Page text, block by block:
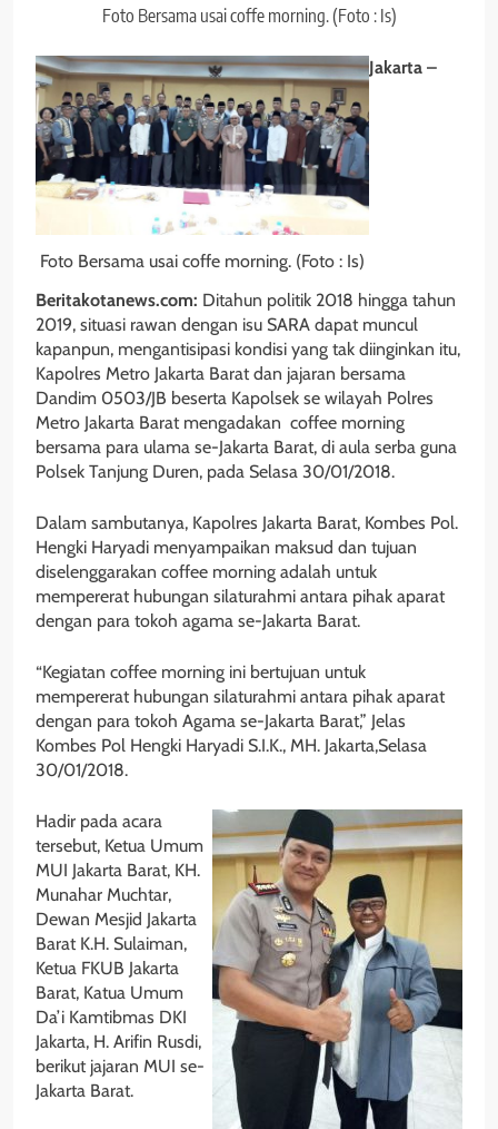
Foto Bersama usai coffe morning. (Foto : Is)
Foto Bersama usai coffe morning. (Foto : Is)
Jakarta –
Beritakotanews.com: Ditahun politik 2018 hingga tahun
2019, situasi rawan dengan isu SARA dapat muncul
kapanpun, mengantisipasi kondisi yang tak diinginkan itu,
Kapolres Metro Jakarta Barat dan jajaran bersama
Dandim 0503/JB beserta Kapolsek se wilayah Polres
Metro Jakarta Barat mengadakan coffee morning
bersama para ulama se-Jakarta Barat, di aula serba guna
Polsek Tanjung Duren, pada Selasa 30/01/2018.
Dalam sambutanya, Kapolres Jakarta Barat, Kombes Pol.
Hengki Haryadi menyampaikan maksud dan tujuan
diselenggarakan coffee morning adalah untuk
mempererat hubungan silaturahmi antara pihak aparat
dengan para tokoh agama se-Jakarta Barat.
“Kegiatan coffee morning ini bertujuan untuk
mempererat hubungan silaturahmi antara pihak aparat
dengan para tokoh Agama se-Jakarta Barat,” Jelas
Kombes Pol Hengki Haryadi S.I.K., MH. Jakarta,Selasa
30/01/2018.
Hadir pada acara
tersebut, Ketua Umum
MUI Jakarta Barat, KH.
Munahar Muchtar,
Dewan Mesjid Jakarta
Barat K.H. Sulaiman,
Ketua FKUB Jakarta
Barat, Katua Umum
Da’i Kamtibmas DKI
Jakarta, H. Arifin Rusdi,
berikut jajaran MUI se-
Jakarta Barat.